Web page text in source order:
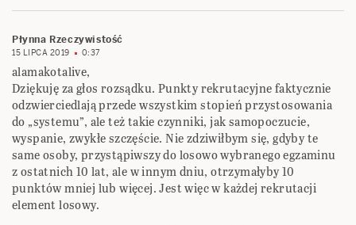
Płynna Rzeczywistość
15 LIPCA 2019 0:37
alamakotalive,
Dziękuję za głos rozsądku. Punkty rekrutacyjne faktycznie
odzwierciedlają przede wszystkim stopień przystosowania
do „systemu”, ale też takie czynniki, jak samopoczucie,
wyspanie, zwykłe szczęście. Nie zdziwiłbym się, gdyby te
same osoby, przystąpiwszy do losowo wybranego egzaminu
z ostatnich 10 lat, ale w innym dniu, otrzymałyby 10
punktów mniej lub więcej. Jest więc w każdej rekrutacji
element losowy.